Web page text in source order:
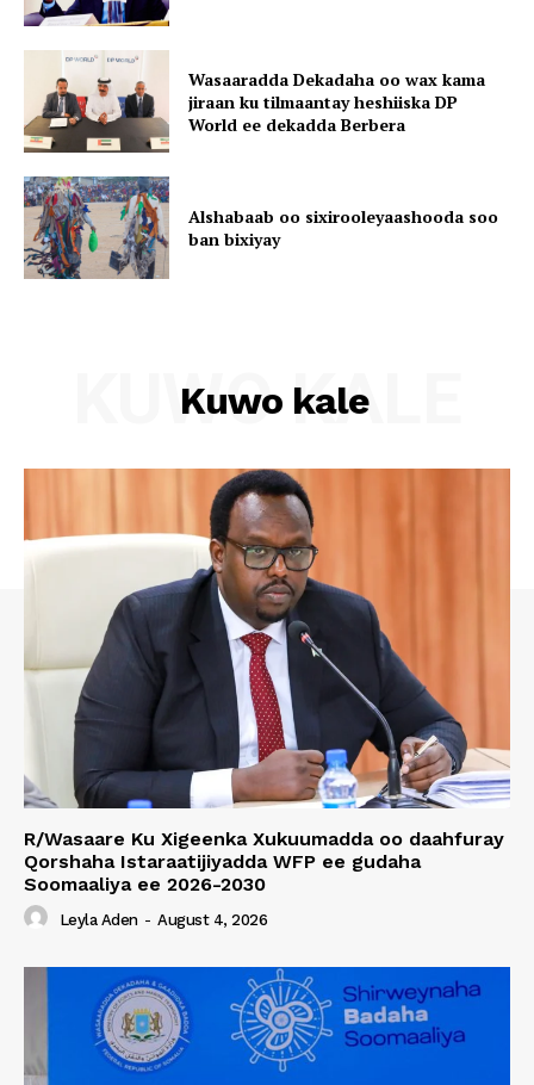
Wasaaradda Dekadaha oo wax kama
jiraan ku tilmaantay heshiiska DP
World ee dekadda Berbera
Alshabaab oo sixirooleyaashooda soo
ban bixiyay
Kuwo kale
KUWO KALE
R/Wasaare Ku Xigeenka Xukuumadda oo daahfuray
Qorshaha Istaraatijiyadda WFP ee gudaha
Soomaaliya ee 2026-2030
Leyla Aden - August 4, 2026